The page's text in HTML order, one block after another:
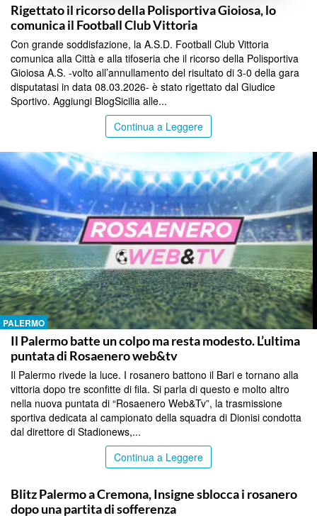
Rigettato il ricorso della Polisportiva Gioiosa, lo
comunica il Football Club Vittoria
Con grande soddisfazione, la A.S.D. Football Club Vittoria
comunica alla Città e alla tifoseria che il ricorso della Polisportiva
Gioiosa A.S. -volto all’annullamento del risultato di 3-0 della gara
disputatasi in data 08.03.2026- è stato rigettato dal Giudice
Sportivo. Aggiungi BlogSicilia alle...
Continua a Leggere
PALERMO
Il Palermo batte un colpo ma resta modesto. L’ultima
puntata di Rosaenero web&tv
Il Palermo rivede la luce. I rosanero battono il Bari e tornano alla
vittoria dopo tre sconfitte di fila. Si parla di questo e molto altro
nella nuova puntata di “Rosaenero Web&Tv”, la trasmissione
sportiva dedicata al campionato della squadra di Dionisi condotta
dal direttore di Stadionews,...
Continua a Leggere
Blitz Palermo a Cremona, Insigne sblocca i rosanero
dopo una partita di sofferenza